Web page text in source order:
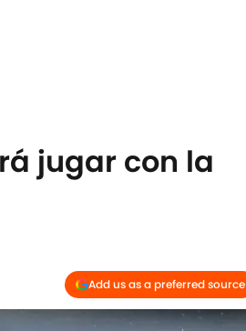
jugar con la
Add us as a preferred source